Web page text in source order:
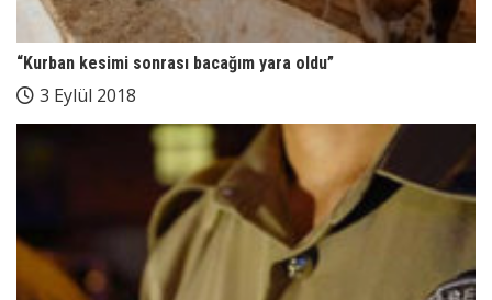
“Kurban kesimi sonrası bacağım yara oldu”
3 Eylül 2018